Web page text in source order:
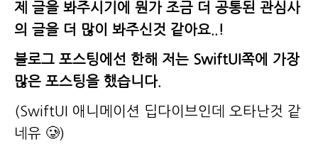
제 글을 봐주시기에 뭔가 조금 더 공통된 관심사
의 글을 더 많이 봐주신것 같아요..!
블로그 포스팅에선 한해 저는 SwiftUI쪽에 가장
많은 포스팅을 했습니다.
(SwiftUI 애니메이션 딥다이브인데 오타난것 같
네유 🥲)